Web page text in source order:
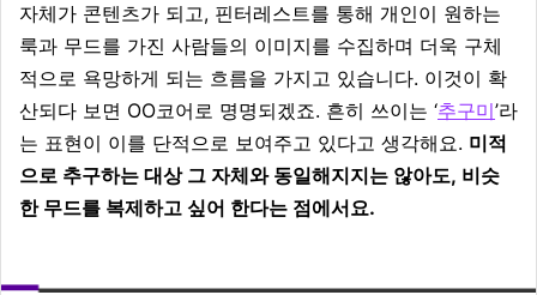
자체가 콘텐츠가 되고, 핀터레스트를 통해 개인이 원하는
룩과 무드를 가진 사람들의 이미지를 수집하며 더욱 구체
적으로 욕망하게 되는 흐름을 가지고 있습니다. 이것이 확
산되다 보면 OO코어로 명명되겠죠. 흔히 쓰이는 ‘추구미’라
는 표현이 이를 단적으로 보여주고 있다고 생각해요. 미적
으로 추구하는 대상 그 자체와 동일해지지는 않아도, 비슷
한 무드를 복제하고 싶어 한다는 점에서요.